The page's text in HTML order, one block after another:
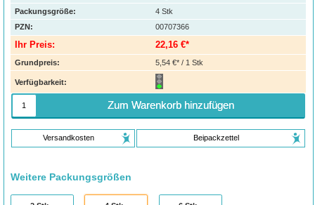
Packungsgröße:
4 Stk
PZN : 00707366
Ihr Preis: 22,16 €*
Grundpreis: 5,54 €* / 1 Stk
Verfügbarkeit:
Zum Warenkorb hinzufügen
Versandkosten Beipackzettel
Weitere Packungsgrößen